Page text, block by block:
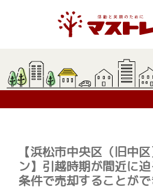
【浜松市中央区（旧中
ン】引越時期が間近に
条件で売却することがで